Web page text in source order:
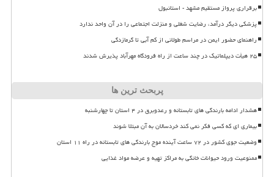
برقراری پرواز مستقیم مشهد - استانبول
پزشکی دیگر درآمد، رضایت شغلی و منزلت اجتماعی را در آن واحد ندارد
راهنمای حضور ایمن در مراسم طولانی از کم آبی تا گرمازدگی
۲۵ هیأت دیپلماتیک در چند ساعت از راه فرودگاه مهرآباد پذیرش شدند
پربحث ترین ها
هشدار ادامه بارندگی های تابستانه و رعدوبرق در ۴ استان تا چهارشنبه
بیماری ای که کسی فکر نمی کند خردسالان به آن مبتلا شوند
وضعیت جوی کشور در ۷۲ ساعت آینده موج بارندگی های تابستانه در راه ۱۱ استان
ممنوعیت ورود حیوانات خانگی به مراکز تهیه و عرضه مواد غذایی